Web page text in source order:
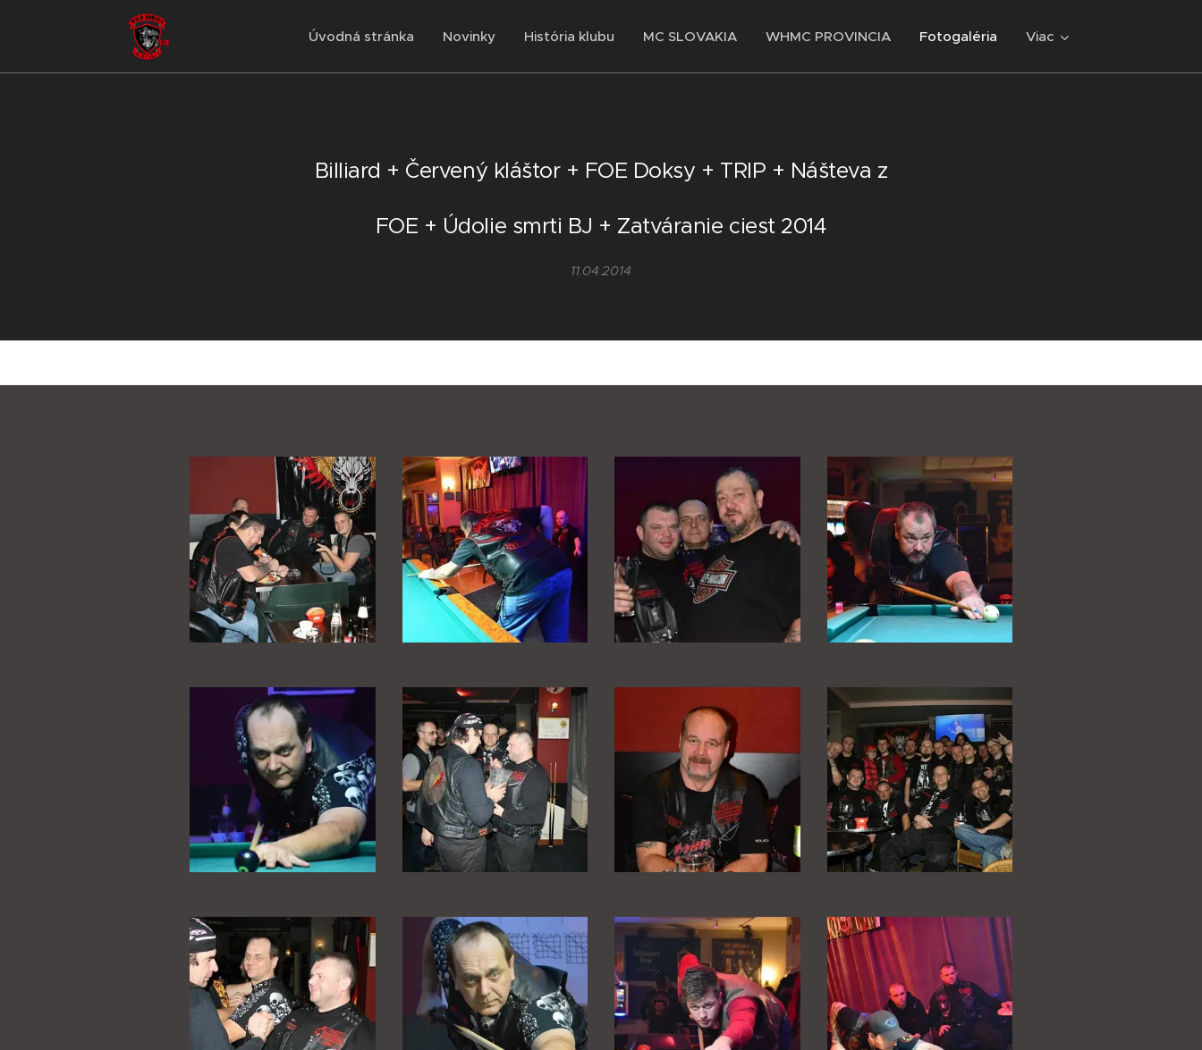
Úvodná stránka Novinky História klubu MC SLOVAKIA WHMC PROVINCIA Fotogaléria Viac
Billiard + Červený kláštor + FOE Doksy + TRIP + Nášteva z
FOE + Údolie smrti BJ + Zatváranie ciest 2014
11.04.2014